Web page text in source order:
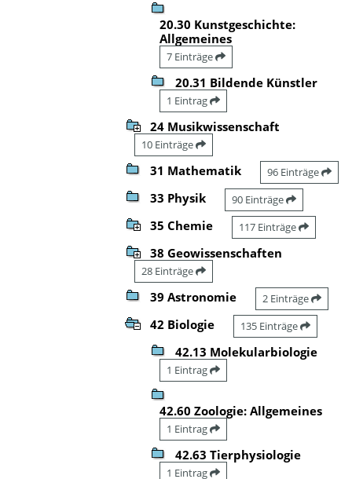
20.30 Kunstgeschichte:
Allgemeines
7 Einträge
20.31 Bildende Künstler
1 Eintrag
24 Musikwissenschaft
10 Einträge
31 Mathematik 96 Einträge
33 Physik 90 Einträge
35 Chemie 117 Einträge
38 Geowissenschaften
28 Einträge
39 Astronomie 2 Einträge
42 Biologie 135 Einträge
42.13 Molekularbiologie
1 Eintrag
42.60 Zoologie: Allgemeines
1 Eintrag
42.63 Tierphysiologie
1 Eintrag